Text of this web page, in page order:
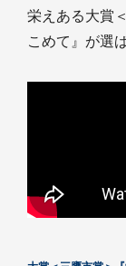
栄えある大賞
こめて』が選